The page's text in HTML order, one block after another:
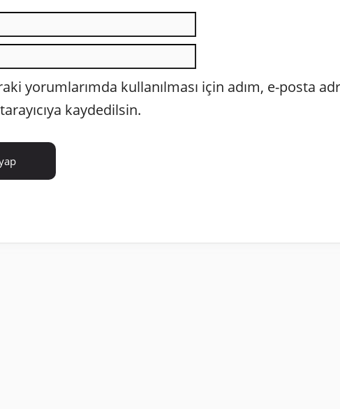
posta
yorumlarımda kullanılması için adım, e-posta
kaydedilsin.